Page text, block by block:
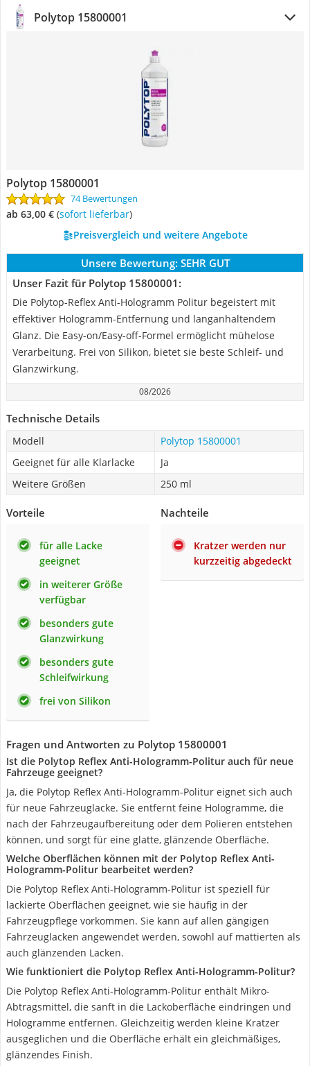
Polytop 15800001
Polytop 15800001
74 Bewertungen
ab 63,00 € ( Sofort lieferbar)
Preisvergleich und weitere Angebote
Unsere Bewertung: SEHR GUT
Unser Fazit für Polytop 15800001:
Die Polytop-Reflex Anti-Hologramm Politur begeistert mit
effektiver Hologramm-Entfernung und langanhaltendem
Glanz. Die Easy-on/Easy-off-Formel ermöglicht mühelose
Verarbeitung. Frei von Silikon, bietet sie beste Schleif- und
Glanzwirkung.
08/2026
Technische Details
Modell
Polytop 15800001
Geeignet für alle Klarlacke
Ja
Weitere Größen
250 ml
Vorteile
für alle Lacke
geeignet
in weiterer Größe
verfügbar
besonders gute
Glanzwirkung
besonders gute
Schleifwirkung
frei von Silikon
Nachteile
Kratzer werden nur
kurzzeitig abgedeckt
Fragen und Antworten zu Polytop 15800001
Ist die Polytop Reflex Anti-Hologramm-Politur auch für neue
Fahrzeuge geeignet?
Ja, die Polytop Reflex Anti-Hologramm-Politur eignet sich auch
für neue Fahrzeuglacke. Sie entfernt feine Hologramme, die
nach der Fahrzeugaufbereitung oder dem Polieren entstehen
können, und sorgt für eine glatte, glänzende Oberfläche.
Welche Oberflächen können mit der Polytop Reflex Anti-
Hologramm-Politur bearbeitet werden?
Die Polytop Reflex Anti-Hologramm-Politur ist speziell für
lackierte Oberflächen geeignet, wie sie häufig in der
Fahrzeugpflege vorkommen. Sie kann auf allen gängigen
Fahrzeuglacken angewendet werden, sowohl auf mattierten als
auch glänzenden Lacken.
Wie funktioniert die Polytop Reflex Anti-Hologramm-Politur?
Die Polytop Reflex Anti-Hologramm-Politur enthält Mikro-
Abtragsmittel, die sanft in die Lackoberfläche eindringen und
Hologramme entfernen. Gleichzeitig werden kleine Kratzer
ausgeglichen und die Oberfläche erhält ein gleichmäßiges,
glänzendes Finish.